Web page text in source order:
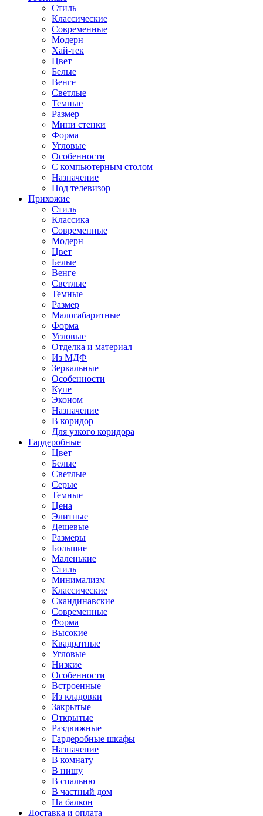
Стиль
Классические
Современные
Модерн
Хай-тек
Цвет
Белые
Венге
Светлые
Темные
Размер
Мини стенки
Форма
Угловые
Особенности
С компьютерным столом
Назначение
Под телевизор
Прихожие
Стиль
Классика
Современные
Модерн
Цвет
Белые
Венге
Светлые
Темные
Размер
Малогабаритные
Форма
Угловые
Отделка и материал
Из МДФ
Зеркальные
Особенности
Купе
Эконом
Назначение
В коридор
Для узкого коридора
Гардеробные
Цвет
Белые
Светлые
Серые
Темные
Цена
Элитные
Дешевые
Размеры
Большие
Маленькие
Стиль
Минимализм
Классические
Скандинавские
Современные
Форма
Высокие
Квадратные
Угловые
Низкие
Особенности
Встроенные
Из кладовки
Закрытые
Открытые
Раздвижные
Гардеробные шкафы
Назначение
В комнату
В нишу
В спальню
В частный дом
На балкон
Доставка и оплата